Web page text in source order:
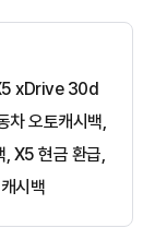
xDrive 30d
차 오토캐시백,
X5 현금 환급,
시백